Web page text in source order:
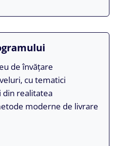
de învățare
cu tematici
realitatea
moderne de livrare